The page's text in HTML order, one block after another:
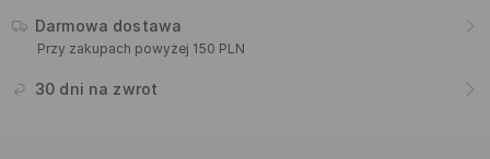
Darmowa dostawa
Przy zakupach powyżej 150 PLN
30 dni na zwrot